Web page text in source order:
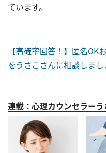
ています。
【高確率回答！】匿名OK
をうさこさんに相談しまし
連載：心理カウンセラーう